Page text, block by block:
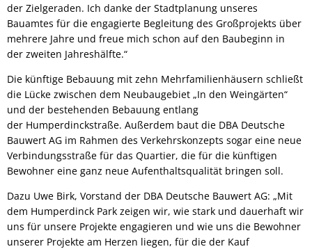
der Zielgeraden. Ich danke der Stadtplanung unseres
Bauamtes für die engagierte Begleitung des Großprojekts über
mehrere Jahre und freue mich schon auf den Baubeginn in
der zweiten Jahreshälfte.“
Die künftige Bebauung mit zehn Mehrfamilienhäusern schließt
die Lücke zwischen dem Neubaugebiet „In den Weingärten“
und der bestehenden Bebauung entlang
der Humperdinckstraße. Außerdem baut die DBA Deutsche
Bauwert AG im Rahmen des Verkehrskonzepts sogar eine neue
Verbindungsstraße für das Quartier, die für die künftigen
Bewohner eine ganz neue Aufenthaltsqualität bringen soll.
Dazu Uwe Birk, Vorstand der DBA Deutsche Bauwert AG: „Mit
dem Humperdinck Park zeigen wir, wie stark und dauerhaft wir
uns für unsere Projekte engagieren und wie uns die Bewohner
unserer Projekte am Herzen liegen, für die der Kauf